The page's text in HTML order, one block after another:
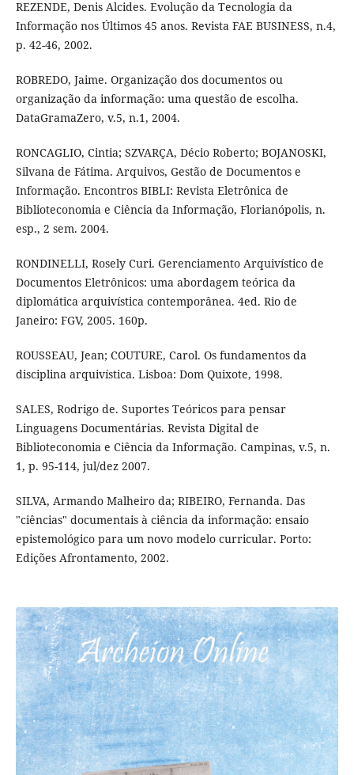
REZENDE, Denis Alcides. Evolução da Tecnologia da
Informação nos Últimos 45 anos. Revista FAE BUSINESS, n.4,
p. 42-46, 2002.
ROBREDO, Jaime. Organização dos documentos ou
organização da informação: uma questão de escolha.
DataGramaZero, v.5, n.1, 2004.
RONCAGLIO, Cintia; SZVARÇA, Décio Roberto; BOJANOSKI,
Silvana de Fátima. Arquivos, Gestão de Documentos e
Informação. Encontros BIBLI: Revista Eletrônica de
Biblioteconomia e Ciência da Informação, Florianópolis, n.
esp., 2 sem. 2004.
RONDINELLI, Rosely Curi. Gerenciamento Arquivístico de
Documentos Eletrônicos: uma abordagem teórica da
diplomática arquivística contemporânea. 4ed. Rio de
Janeiro: FGV, 2005. 160p.
ROUSSEAU, Jean; COUTURE, Carol. Os fundamentos da
disciplina arquivística. Lisboa: Dom Quixote, 1998.
SALES, Rodrigo de. Suportes Teóricos para pensar
Linguagens Documentárias. Revista Digital de
Biblioteconomia e Ciência da Informação. Campinas, v.5, n.
1, p. 95-114, jul/dez 2007.
SILVA, Armando Malheiro da; RIBEIRO, Fernanda. Das
"ciências" documentais à ciência da informação: ensaio
epistemológico para um novo modelo curricular. Porto:
Edições Afrontamento, 2002.